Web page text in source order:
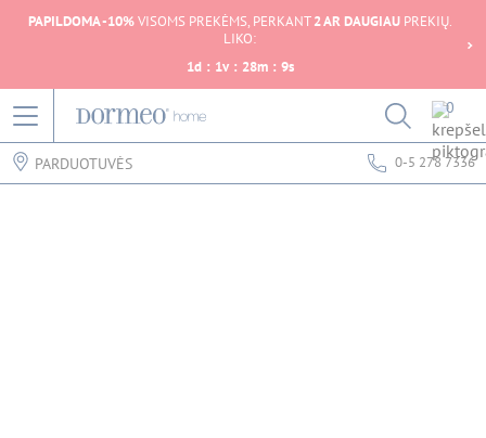
PAPILDOMA -10%VISOMS PREKĖMS, PERKANT2 AR DAUGIAUPREKIŲ.
LIKO:
1d : 1v : 28m : 9s
0
PARDUOTUVĖS 0-5 278 7336